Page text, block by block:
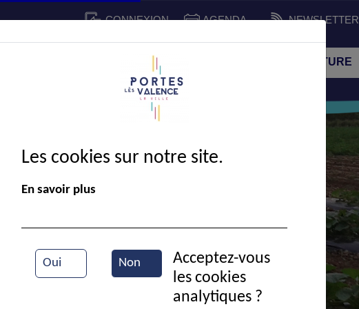
CONNEXION AGENDA NEWSLETTER
CADRE DE VIE SPORT ET CULTURE
Agriculture
Les cookies sur notre site.
En savoir plus
Oui Non
Acceptez-vous
les cookies
analytiques ?